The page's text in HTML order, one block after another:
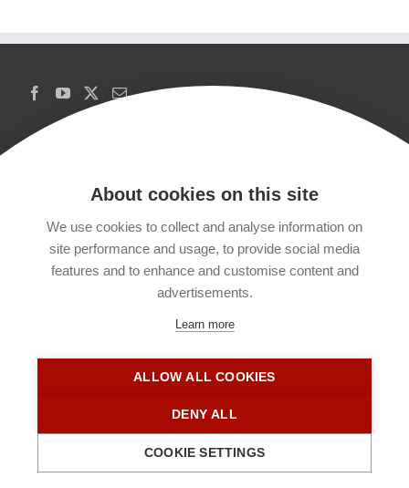
Copyrights
Datenschutzerklärung
Kontakt
About cookies on this site
We use cookies to collect and analyse information on
site performance and usage, to provide social media
features and to enhance and customise content and
advertisements.
Learn more
ALLOW ALL COOKIES
DENY ALL
COOKIE SETTINGS